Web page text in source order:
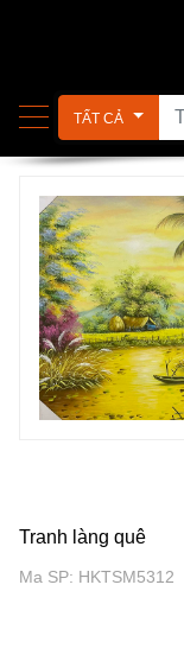
TẤT CẢ
Tranh làng quê
Ma SP: HKTSM5312